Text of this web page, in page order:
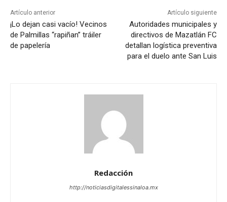
Artículo anterior
¡Lo dejan casi vacío! Vecinos
de Palmillas “rapiñan” tráiler
de papelería
Artículo siguiente
Autoridades municipales y
directivos de Mazatlán FC
detallan logística preventiva
para el duelo ante San Luis
Redacción
http://noticiasdigitalessinaloa.mx